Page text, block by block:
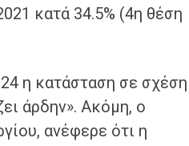
κατά 34.5% (4η θέση
η κατάσταση σε σχέση
άρδην». Ακόμη, ο
ανέφερε ότι η